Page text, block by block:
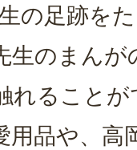
の足跡を
生のまん
れること
用品や、高